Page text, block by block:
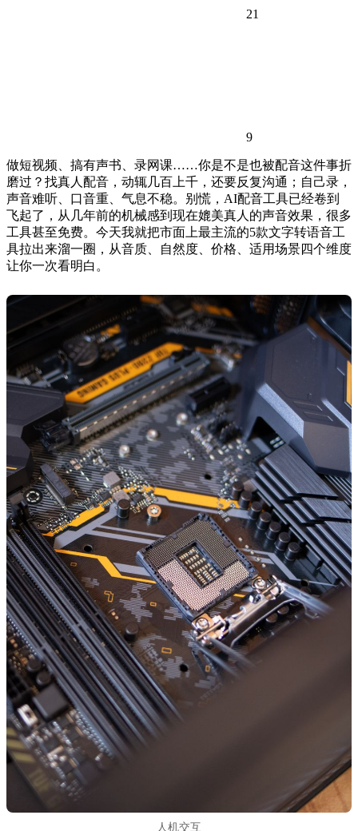
21
9
做短视频、搞有声书、录网课……你是不是也被配音这件事折
磨过？找真人配音，动辄几百上千，还要反复沟通；自己录，
声音难听、口音重、气息不稳。别慌，AI配音工具已经卷到
飞起了，从几年前的机械感到现在媲美真人的声音效果，很多
工具甚至免费。今天我就把市面上最主流的5款文字转语音工
具拉出来溜一圈，从音质、自然度、价格、适用场景四个维度
让你一次看明白。
人机交互